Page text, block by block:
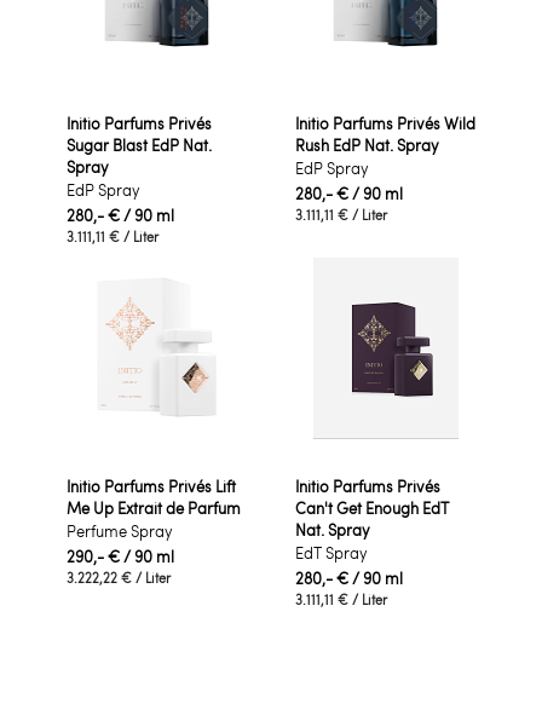
Initio Parfums Privés
Sugar Blast EdP Nat.
Spray
EdP Spray
280,- €/ 90 ml
3.111,11 € / Liter
Initio Parfums Privés Wild
Rush EdP Nat. Spray
EdP Spray
280,- €/ 90 ml
3.111,11 € / Liter
Initio Parfums Privés Lift
Me Up Extrait de Parfum
Perfume Spray
290,- €/ 90 ml
3.222,22 € / Liter
Initio Parfums Privés
Can't Get Enough EdT
Nat. Spray
EdT Spray
280,- €/ 90 ml
3.111,11 € / Liter